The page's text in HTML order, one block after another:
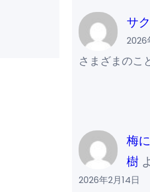
サ
2026
さまざまのこ
梅
樹
2026年2月14日